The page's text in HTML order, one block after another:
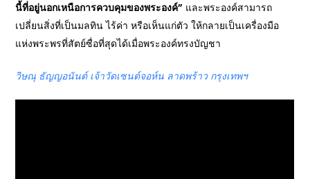
นี้ที่อยู่นอกเหนือการควบคุมของพระองค์” และพระองค์สามารถ
เปลี่ยนสิ่งที่เป็นมลทิน ไร้ค่า หรือเห็นแก่ตัว ให้กลายเป็นเครื่องมือ
แห่งพระพรที่สัตย์ซื่อที่สุดได้เมื่อพระองค์ทรงบัญชา
วิษณุ ธัญญอนันต์ เจ้าวัดเซนต์จอห์น ลาดพร้าว กรุงเทพฯ